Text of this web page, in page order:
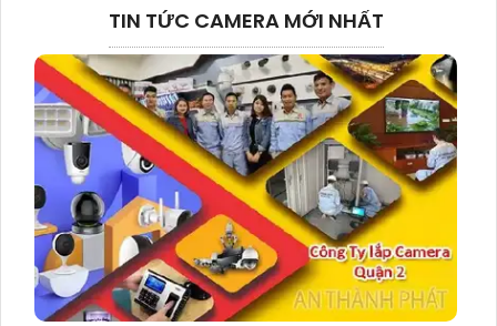
TIN TỨC CAMERA MỚI NHẤT